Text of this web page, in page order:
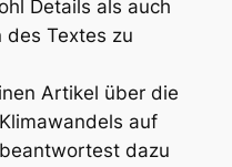
Details als auch
des Textes zu
Artikel über die
auf
dazu